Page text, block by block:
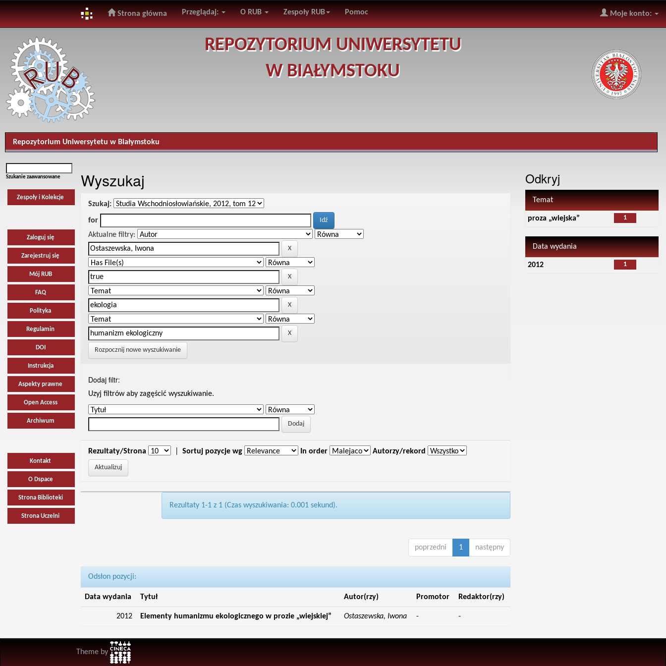
navigation
Strona główna Przeglądaj: O RUB Zespoły RUB Pomoc Moje konto:
REPOZYTORIUM UNIWERSYTETU
W BIAŁYMSTOKU
Repozytorium Uniwersytetu w Białymstoku
Szukanie zaawansowane
Zespoły i Kolekcje
Zaloguj się
Zarejestruj się
Mój RUB
FAQ
Polityka
Regulamin
DOI
Instrukcja
Aspekty prawne
Open Access
Archiwum
Kontakt
O Dspace
Strona Biblioteki
Strona Uczelni
Wyszukaj
Szukaj:
for
Aktualne filtry:
Rozpocznij nowe wyszukiwanie
Dodaj filtr:
Uzyj filtrów aby zagęścić wyszukiwanie.
Rezultaty/Strona Sortuj pozycje wg In order Autorzy/rekord
Rezultaty 1-1 z 1 (Czas wyszukiwania: 0.001 sekund).
poprzedni 1 następny
Odsłon pozycji:
Data wydania Tytuł Autor(rzy) Promotor Redaktor(rzy)
2012 Elementy humanizmu ekologicznego w prozie „wiejskiej” Ostaszewska, Iwona - -
Odkryj
Temat
1
proza „wiejska”
Data wydania
1
2012
Theme by